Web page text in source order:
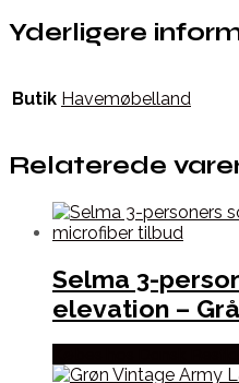
Yderligere
Butik Havemøbelland
Relaterede
Selma 3-
elevation –